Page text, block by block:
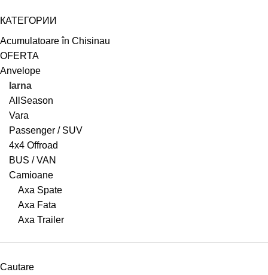
КАТЕГОРИИ
Acumulatoare în Chisinau
OFERTA
Anvelope
Iarna
AllSeason
Vara
Passenger / SUV
4x4 Offroad
BUS / VAN
Camioane
Axa Spate
Axa Fata
Axa Trailer
Cautare